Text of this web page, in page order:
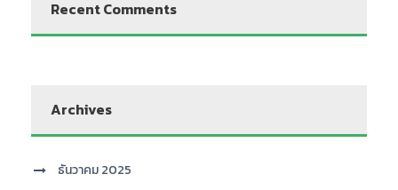
Recent Comments
Archives
ธันวาคม 2025